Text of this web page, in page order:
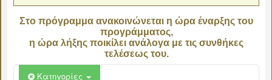
Στο πρόγραμμα ανακοινώνεται η ώρα έναρξης του
προγράμματος,
η ώρα λήξης ποικίλει ανάλογα με τις συνθήκες
τελέσεως του.
Κατηγορίες
06:00